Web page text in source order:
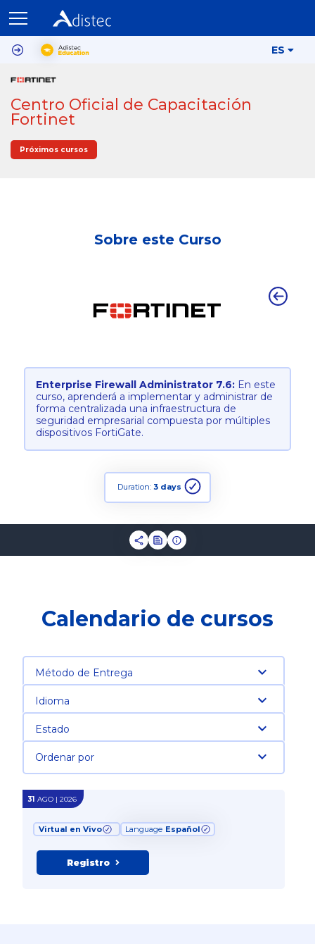
ES
Centro Oficial de Capacitación
Fortinet
Próximos cursos
Sobre este Curso
Enterprise Firewall Administrator 7.6: En este
curso, aprenderá a implementar y administrar de
forma centralizada una infraestructura de
seguridad empresarial compuesta por múltiples
dispositivos FortiGate.
Duration: 3 days
Calendario de cursos
Método de Entrega
Idioma
Estado
Ordenar por
31 AGO | 2026
Virtual en Vivo Language Español
Registro